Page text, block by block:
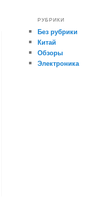
РУБРИКИ
Без рубрики
Китай
Обзоры
Электроника